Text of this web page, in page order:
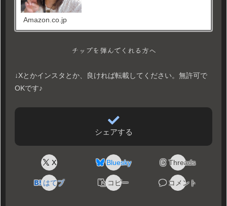
Amazon.co.jp
チップを弾んでくれる方へ
↓Xとかインスタとか、良ければ転載してください。無許可で
OKです♪
シェアする
X Bluesky Threads
はてブ コピー コメント